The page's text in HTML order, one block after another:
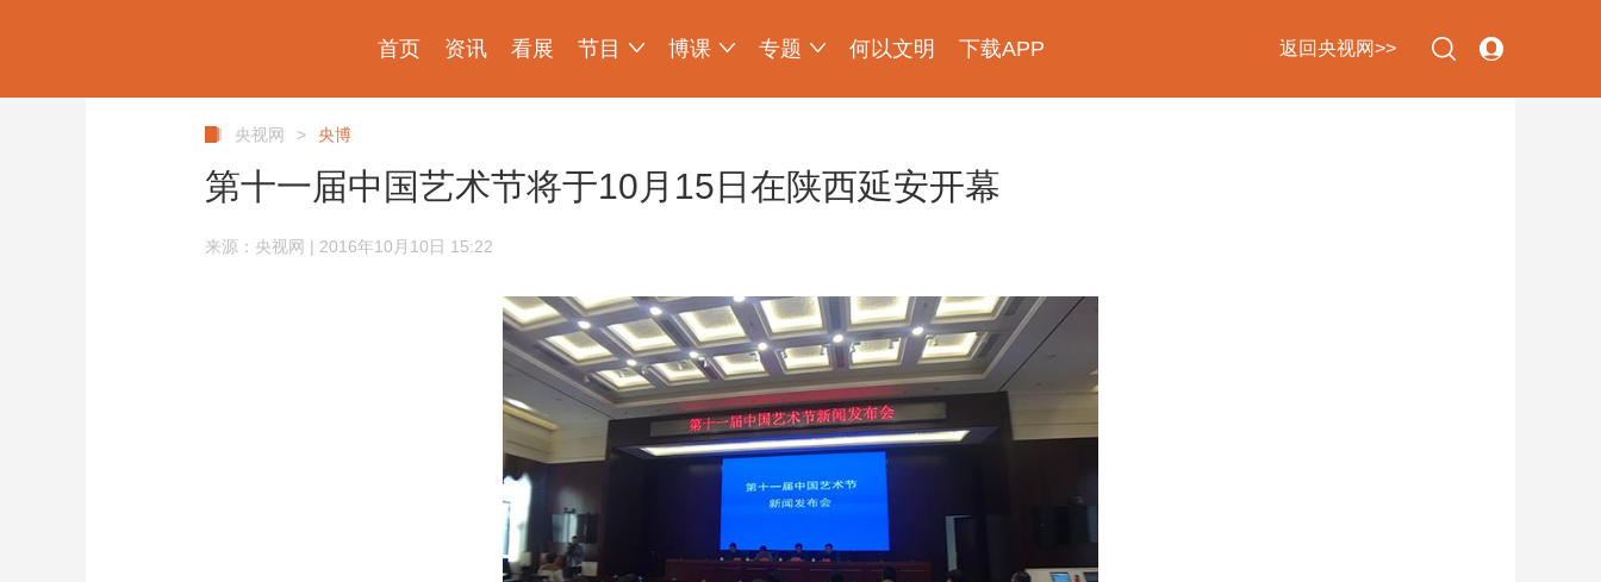
首页 资讯 看展 节目 博课 专题 何以文明 下载APP 返回央视网>>
央视网 > 央博
第十一届中国艺术节将于10月15日在陕西延安开幕
来源：央视网 | 2016年10月10日 15:22